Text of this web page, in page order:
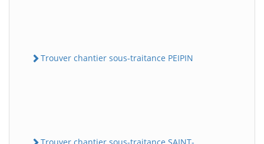
Trouver chantier sous-traitance PEIPIN